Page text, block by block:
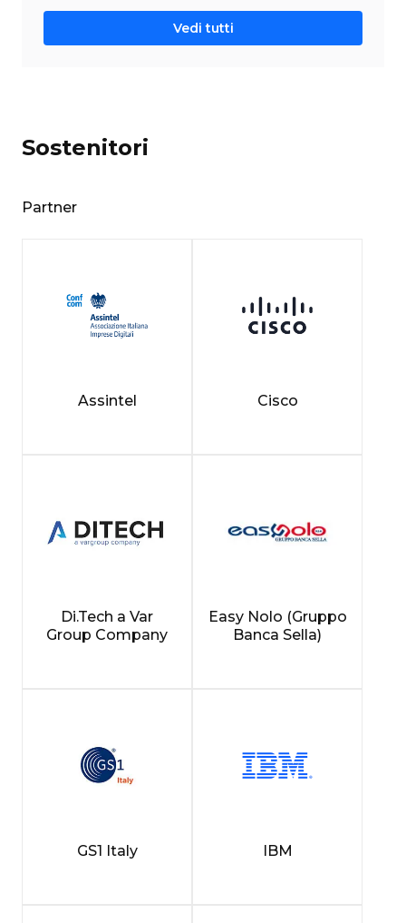
Vedi tutti
Sostenitori
Partner
Assintel Cisco
Di.Tech a Var
Group Company
Easy Nolo (Gruppo
Banca Sella)
GS1 Italy IBM